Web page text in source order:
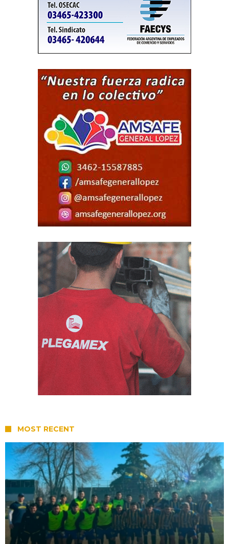
MOST RECENT